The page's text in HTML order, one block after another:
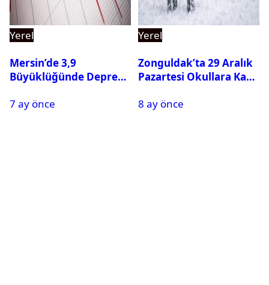
Yerel
Mersin’de 3,9
Büyüklüğünde Deprem
7 ay önce
Yerel
Zonguldak’ta 29 Aralık
Pazartesi Okullara Kar
8 ay önce